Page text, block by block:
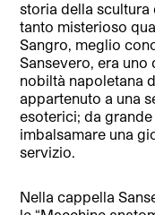
storia della scultura
tanto misterioso
Sangro, meglio
Sansevero, era
nobiltà napoletana
appartenuto a una
esoterici; da
imbalsamare una
servizio.
Nella cappella